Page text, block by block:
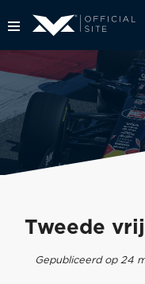
Tweede
Gepubliceerd op 24